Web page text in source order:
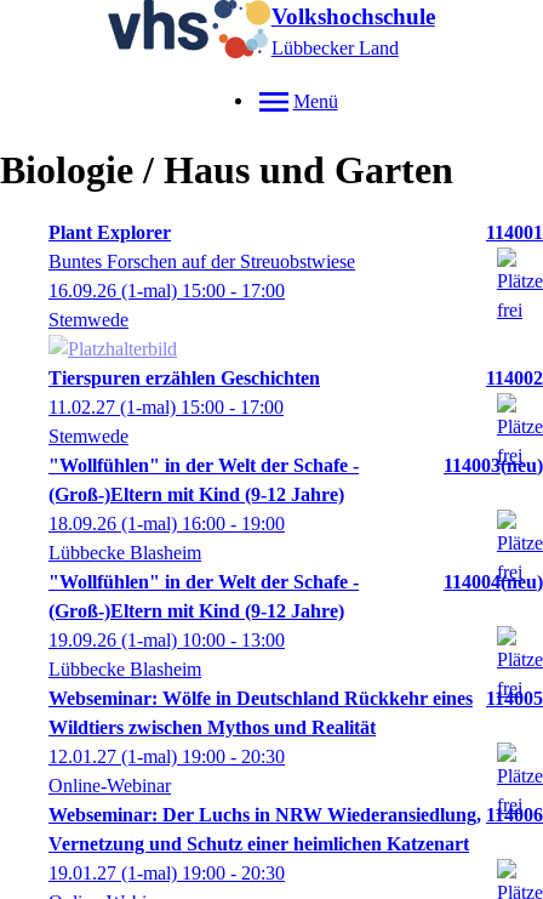
Volkshochschule
Lübbecker Land
Menü
Biologie / Haus und Garten
Plant Explorer
114001
Buntes Forschen auf der Streuobstwiese
16.09.26 (1-mal) 15:00 - 17:00
Stemwede
Tierspuren erzählen Geschichten
114002
11.02.27 (1-mal) 15:00 - 17:00
Stemwede
"Wollfühlen" in der Welt der Schafe -
(Groß-)Eltern mit Kind (9-12 Jahre)
114003 neu
18.09.26 (1-mal) 16:00 - 19:00
Lübbecke Blasheim
"Wollfühlen" in der Welt der Schafe -
(Groß-)Eltern mit Kind (9-12 Jahre)
114004 neu
19.09.26 (1-mal) 10:00 - 13:00
Lübbecke Blasheim
Webseminar: Wölfe in Deutschland Rückkehr eines
Wildtiers zwischen Mythos und Realität
114005
12.01.27 (1-mal) 19:00 - 20:30
Online-Webinar
Webseminar: Der Luchs in NRW Wiederansiedlung,
Vernetzung und Schutz einer heimlichen Katzenart
114006
19.01.27 (1-mal) 19:00 - 20:30